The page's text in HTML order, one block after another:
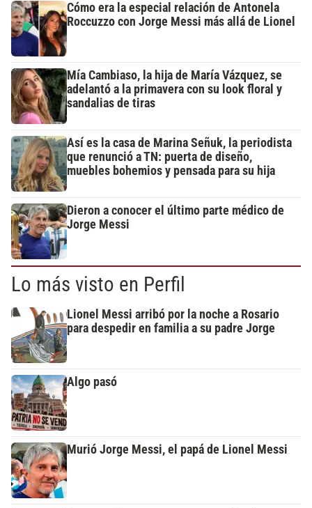
Cómo era la especial relación de Antonela
Roccuzzo con Jorge Messi más allá de Lionel
Mía Cambiaso, la hija de María Vázquez, se
adelantó a la primavera con su look floral y
sandalias de tiras
Así es la casa de Marina Señuk, la periodista
que renunció a TN: puerta de diseño,
muebles bohemios y pensada para su hija
Dieron a conocer el último parte médico de
Jorge Messi
Lo más visto en Perfil
Lionel Messi arribó por la noche a Rosario
para despedir en familia a su padre Jorge
Algo pasó
Murió Jorge Messi, el papá de Lionel Messi